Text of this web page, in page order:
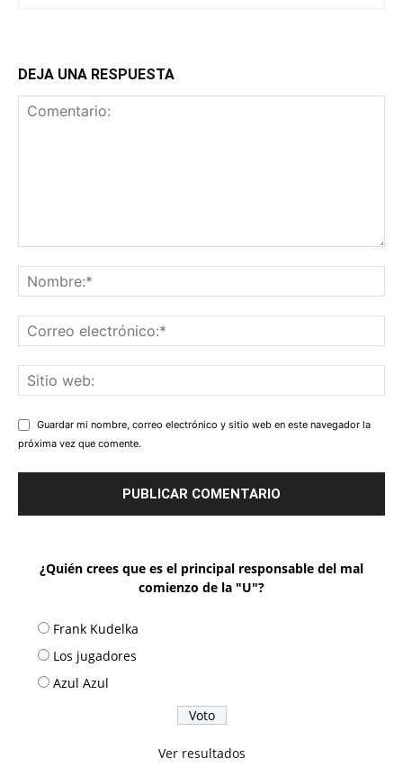
DEJA UNA RESPUESTA
Guardar mi nombre, correo electrónico y sitio web en este navegador la
próxima vez que comente.
¿Quién crees que es el principal responsable del mal
comienzo de la "U"?
Frank Kudelka
Los jugadores
Azul Azul
Ver resultados